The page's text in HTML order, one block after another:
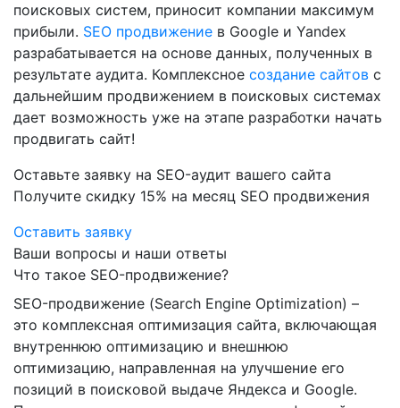
поисковых систем, приносит компании максимум
прибыли. SEO продвижение в Google и Yandex
разрабатывается на основе данных, полученных в
результате аудита. Комплексное создание сайтов с
дальнейшим продвижением в поисковых системах
дает возможность уже на этапе разработки начать
продвигать сайт!
Оставьте заявку на SEO-аудит вашего сайта
Получите скидку 15% на месяц SEO продвижения
Оставить заявку
Ваши вопросы и наши ответы
Что такое SEO-продвижение?
SEO-продвижение (Search Engine Optimization) –
это комплексная оптимизация сайта, включающая
внутреннюю оптимизацию и внешнюю
оптимизацию, направленная на улучшение его
позиций в поисковой выдаче Яндекса и Google.